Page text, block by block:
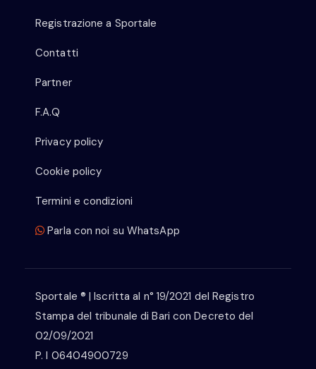
Registrazione a Sportale
Contatti
Partner
F.A.Q
Privacy policy
Cookie policy
Termini e condizioni
Parla con noi su WhatsApp
Sportale ® | Iscritta al n° 19/2021 del Registro
Stampa del tribunale di Bari con Decreto del
02/09/2021
P. I 06404900729